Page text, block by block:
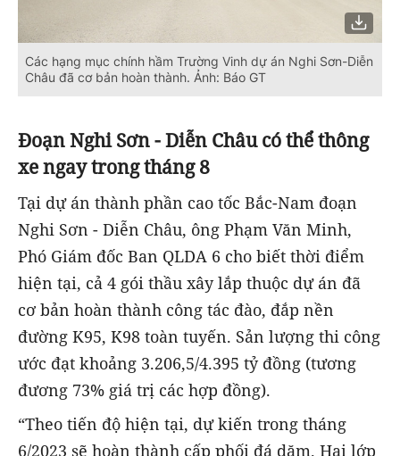
Các hạng mục chính hầm Trường Vinh dự án Nghi Sơn-Diễn
Châu đã cơ bản hoàn thành. Ảnh: Báo GT
Đoạn Nghi Sơn - Diễn Châu có thể thông
xe ngay trong tháng 8
Tại dự án thành phần cao tốc Bắc-Nam đoạn
Nghi Sơn - Diễn Châu, ông Phạm Văn Minh,
Phó Giám đốc Ban QLDA 6 cho biết thời điểm
hiện tại, cả 4 gói thầu xây lắp thuộc dự án đã
cơ bản hoàn thành công tác đào, đắp nền
đường K95, K98 toàn tuyến. Sản lượng thi công
ước đạt khoảng 3.206,5/4.395 tỷ đồng (tương
đương 73% giá trị các hợp đồng).
“Theo tiến độ hiện tại, dự kiến trong tháng
6/2023 sẽ hoàn thành cấp phối đá dăm. Hai lớp